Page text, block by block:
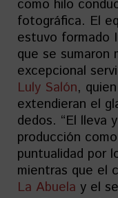
como hilo
fotográfica. El
estuvo formado
que se sumaron
excepcional
Luly Salón,
extendieran el
dedos. “El lleva
producción
puntualidad por
mientras que el
La Abuela y el